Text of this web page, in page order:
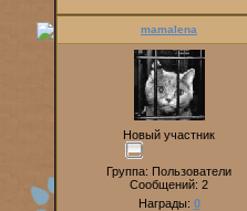
mamalena
Новый участник
Группа: Пользователи
Сообщений: 2
Награды: 0